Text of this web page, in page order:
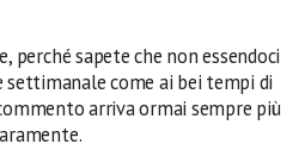
perché sapete che non essendoci
settimanale come ai bei tempi di
arriva ormai sempre più